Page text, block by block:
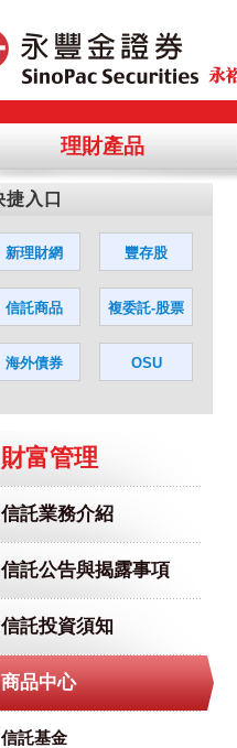
理財產品
財富管理
信託業務介紹
信託公告與揭露事項
信託投資須知
商品中心
信託基金
您